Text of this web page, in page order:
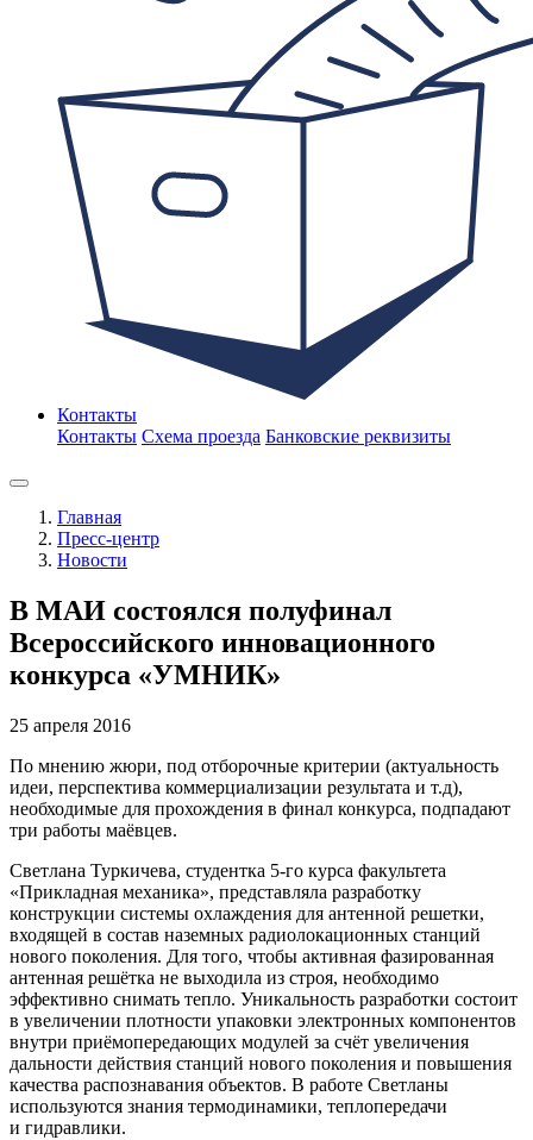
Контакты
Контакты Схема проезда Банковские реквизиты
Главная
Пресс-центр
Новости
В МАИ состоялся полуфинал
Всероссийского инновационного
конкурса «УМНИК»
25 апреля 2016
По мнению жюри, под отборочные критерии (актуальность
идеи, перспектива коммерциализации результата и т.д),
необходимые для прохождения в финал конкурса, подпадают
три работы маёвцев.
Светлана Туркичева, студентка 5-го курса факультета
«Прикладная механика», представляла разработку
конструкции системы охлаждения для антенной решетки,
входящей в состав наземных радиолокационных станций
нового поколения. Для того, чтобы активная фазированная
антенная решётка не выходила из строя, необходимо
эффективно снимать тепло. Уникальность разработки состоит
в увеличении плотности упаковки электронных компонентов
внутри приёмопередающих модулей за счёт увеличения
дальности действия станций нового поколения и повышения
качества распознавания объектов. В работе Светланы
используются знания термодинамики, теплопередачи
и гидравлики.